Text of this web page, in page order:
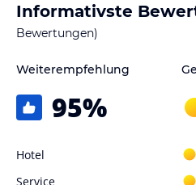
Informativste
Bewertungen)
Weiterempfehlung
95%
Hotel
Service